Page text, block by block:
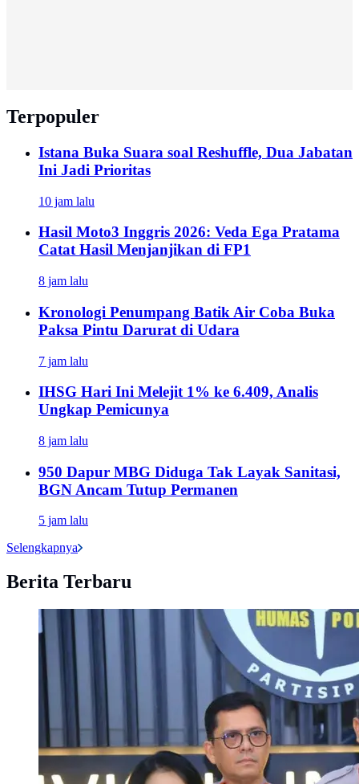
Terpopuler
Istana Buka Suara soal Reshuffle, Dua Jabatan
Ini Jadi Prioritas
10 jam lalu
Hasil Moto3 Inggris 2026: Veda Ega Pratama
Catat Hasil Menjanjikan di FP1
8 jam lalu
Kronologi Penumpang Batik Air Coba Buka
Paksa Pintu Darurat di Udara
7 jam lalu
IHSG Hari Ini Melejit 1% ke 6.409, Analis
Ungkap Pemicunya
8 jam lalu
950 Dapur MBG Diduga Tak Layak Sanitasi,
BGN Ancam Tutup Permanen
5 jam lalu
Selengkapnya
Berita Terbaru